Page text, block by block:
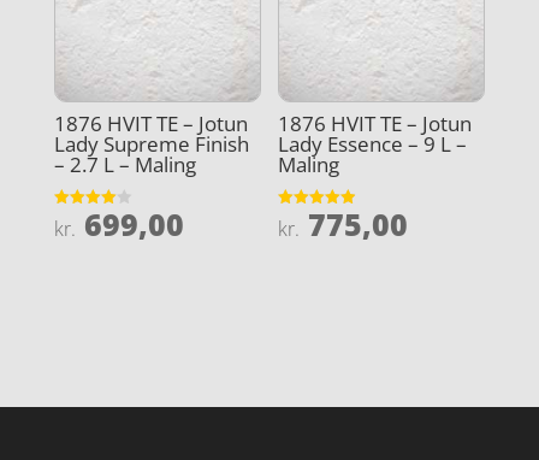
1876 HVIT TE – Jotun
Lady Supreme Finish
– 2.7 L – Maling
Vurderet
4
kr. 699,00
1876 HVIT TE – Jotun
Lady Essence – 9 L –
Maling
Vurderet
4.9
kr. 775,00